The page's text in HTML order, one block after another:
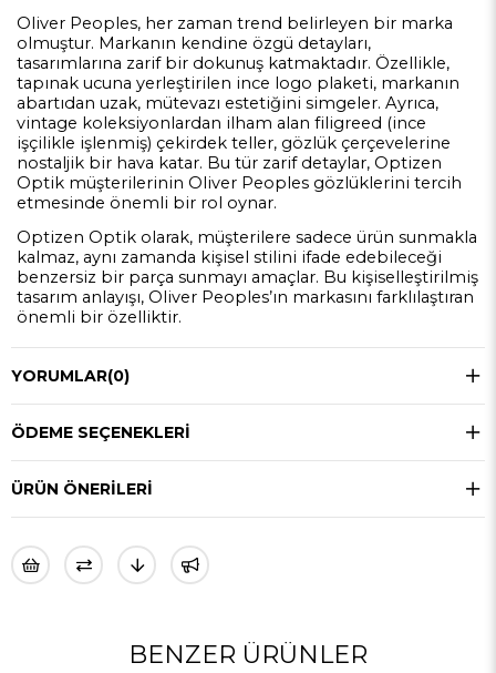
Oliver Peoples, her zaman trend belirleyen bir marka
olmuştur. Markanın kendine özgü detayları,
tasarımlarına zarif bir dokunuş katmaktadır. Özellikle,
tapınak ucuna yerleştirilen ince logo plaketi, markanın
abartıdan uzak, mütevazı estetiğini simgeler. Ayrıca,
vintage koleksiyonlardan ilham alan filigreed (ince
işçilikle işlenmiş) çekirdek teller, gözlük çerçevelerine
nostaljik bir hava katar. Bu tür zarif detaylar, Optizen
Optik müşterilerinin Oliver Peoples gözlüklerini tercih
etmesinde önemli bir rol oynar.
Optizen Optik olarak, müşterilere sadece ürün sunmakla
kalmaz, aynı zamanda kişisel stilini ifade edebileceği
benzersiz bir parça sunmayı amaçlar. Bu kişiselleştirilmiş
tasarım anlayışı, Oliver Peoples’ın markasını farklılaştıran
önemli bir özelliktir.
YORUMLAR(0)
ÖDEME SEÇENEKLERI
ÜRÜN ÖNERILERI
BENZER ÜRÜNLER